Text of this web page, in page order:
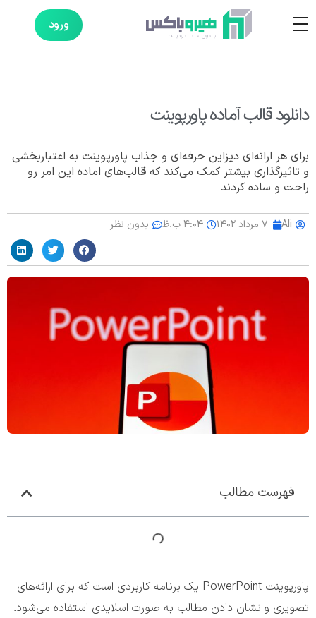
ورود
دانلود قالب آماده پاورپوینت
برای هر ارائه‌ای دیزاین حرفه‌ای و جذاب پاورپوینت به اعتباربخشی
و تاثیرگذاری بیشتر کمک می‌کند که قالب‌های اماده این امر رو
راحت و ساده کردند
Ali ۷ مرداد ۱۴۰۲ ۴:۰۴ ب.ظ بدون نظر
فهرست مطالب
پاورپوینت PowerPoint یک برنامه کاربردی است که برای ارائه‌های
تصویری و نشان دادن مطالب به صورت اسلایدی استفاده می‌شود.